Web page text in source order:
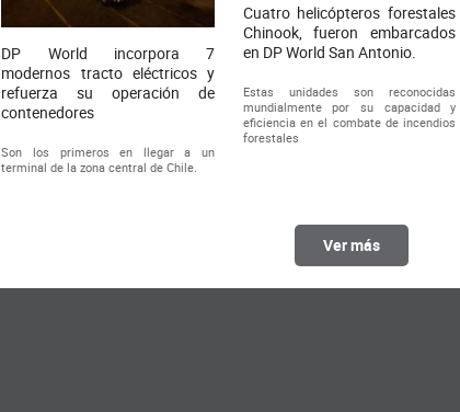
DP World incorpora 7
modernos tracto eléctricos y
refuerza su operación de
contenedores
Son los primeros en llegar a un
terminal de la zona central de Chile.
Cuatro helicópteros forestales
Chinook, fueron embarcados
en DP World San Antonio.
Estas unidades son reconocidas
mundialmente por su capacidad y
eficiencia en el combate de incendios
forestales
Ver más